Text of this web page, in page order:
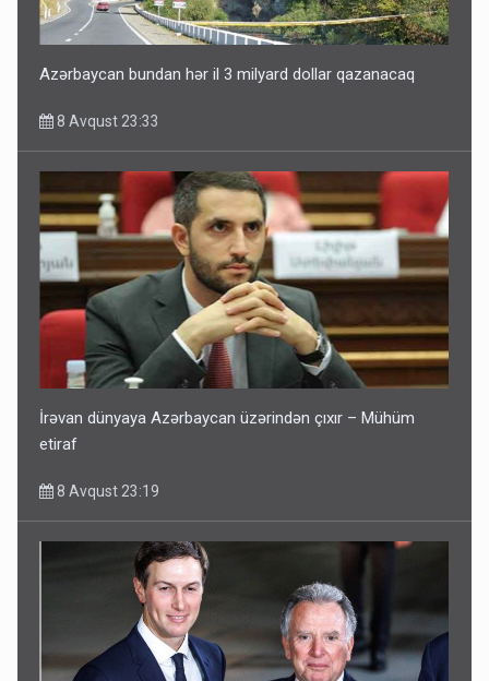
Azərbaycan bundan hər il 3 milyard dollar qazanacaq
8 Avqust 23:33
İrəvan dünyaya Azərbaycan üzərindən çıxır – Mühüm
etiraf
8 Avqust 23:19